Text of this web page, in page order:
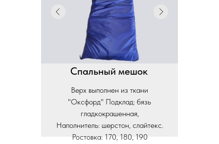
Спальный мешок
Верх выполнен из ткани
"Оксфорд" Подклад: бязь
гладкокрашенная,
Наполнитель: шерстон, слайтекс.
Ростовка: 170, 180, 190